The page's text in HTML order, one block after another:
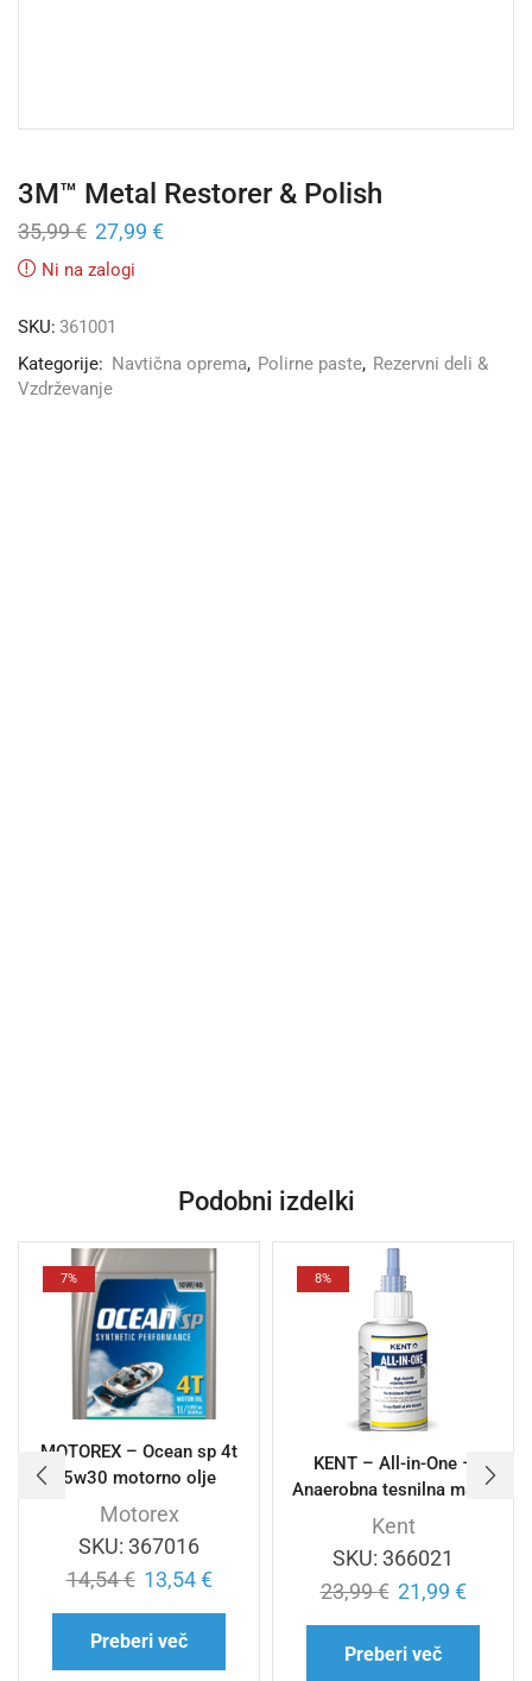
3M™ Metal Restorer & Polish
35,99€ 27,99 €
Ni na zalogi
SKU: 361001
Kategorije: Navtična oprema, Polirne paste, Rezervni deli &
Vzdrževanje
Podobni izdelki
7%
MOTOREX – Ocean sp 4t
5w30 motorno olje
Motorex
SKU: 367016
14,54€ 13,54€
Preberi več
8%
KENT – All-in-One –
Anaerobna tesnilna masa
Kent
SKU: 366021
23,99€ 21,99 €
Preberi več